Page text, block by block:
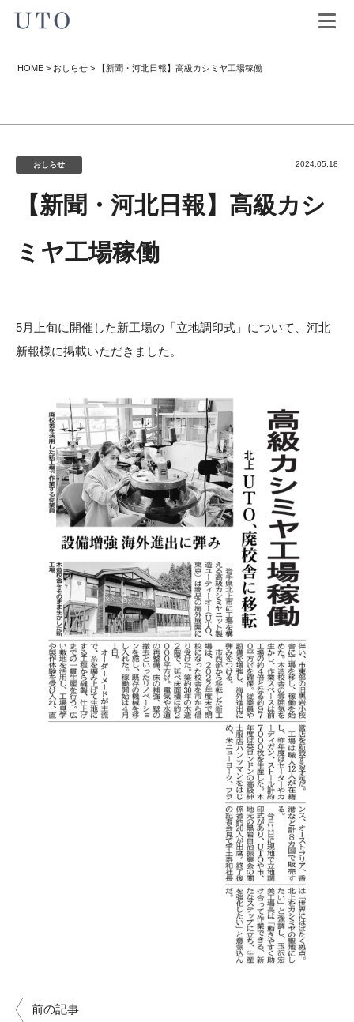
HOME > おしらせ > 【新聞・河北日報】高級カシミヤ工場稼働
2024.05.18
おしらせ
【新聞・河北日報】高級カシ
ミヤ工場稼働
5月上旬に開催した新工場の「立地調印式」について、河北
新報様に掲載いただきました。
前の記事